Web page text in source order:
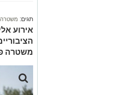
תגים: משטרה
אירוע
משטרה